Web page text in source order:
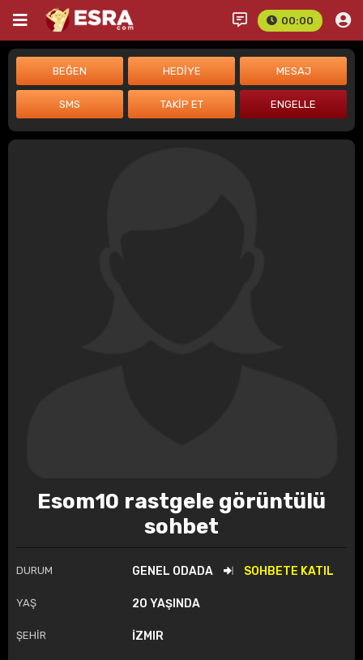
00:00
Esom10 rastgele görüntülü
sohbet
DURUM GENEL ODADA SOHBETE KATIL
YAŞ 20 YAŞINDA
ŞEHİR İZMIR